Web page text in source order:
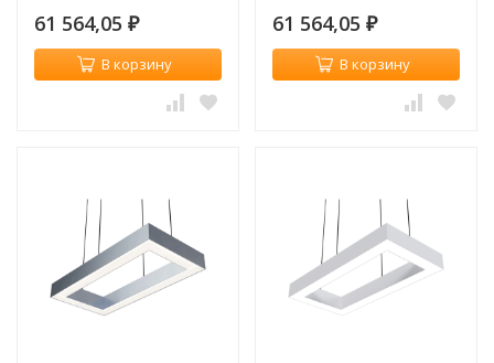
61 564,05 ₽
В корзину
61 564,05 ₽
В корзину